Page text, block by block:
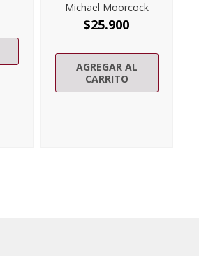
Michael Moorcock
$25.900
AGREGAR AL
CARRITO